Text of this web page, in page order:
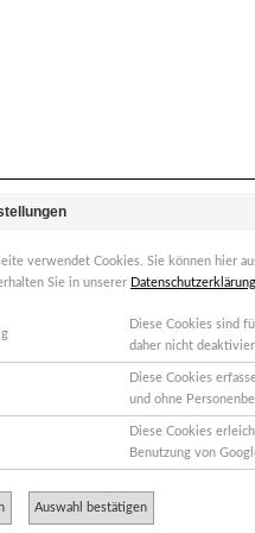
vormittag hin. Hier meine
zwar auf den oberen rechten
vom Zahn. Ich kann auch
kalte Luft macht nichts.
von den Schmerzen?
verwendet Cookies. Sie können hier
Sie in unserer Datenschutzerklärung
Diese Cookies sind
daher nicht
Diese Cookies
und ohne
Diese Cookies
Benutzung von
Auswahl bestätigen